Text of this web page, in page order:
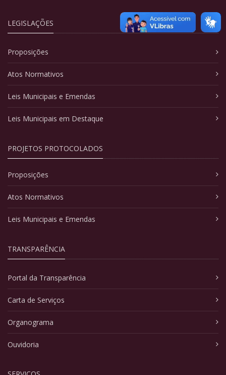
LEGISLAÇÕES
Proposições
Atos Normativos
Leis Municipais e Emendas
Leis Municipais em Destaque
PROJETOS PROTOCOLADOS
Proposições
Atos Normativos
Leis Municipais e Emendas
TRANSPARÊNCIA
Portal da Transparência
Carta de Serviços
Organograma
Ouvidoria